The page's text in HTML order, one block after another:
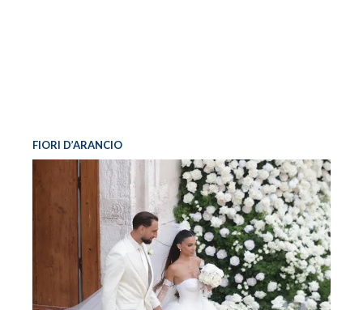
FIORI D’ARANCIO